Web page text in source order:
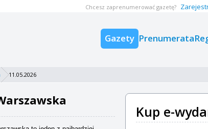
Gazety Prenumerata
Chcesz zaprenumerować gazetę?
11.05.2026
Kup e-